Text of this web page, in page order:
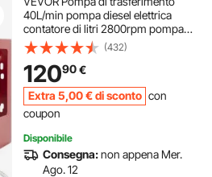
40L/min pompa diesel elettrica
contatore di litri 2800rpm pompa
diesel elettrica automatica 220V
pompa olio inverso autoadescante
(432)
12090€
Extra 5,00 €di sconto con
coupon
Disponibile
Consegna:non appena Mer.
Ago. 12